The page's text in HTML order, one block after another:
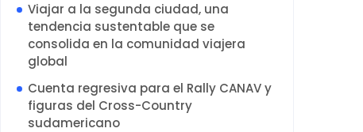
Viajar a la segunda ciudad, una
tendencia sustentable que se
consolida en la comunidad viajera
global
Cuenta regresiva para el Rally CANAV y
figuras del Cross-Country
sudamericano